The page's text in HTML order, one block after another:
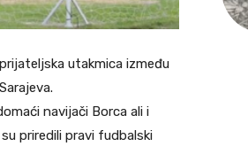
utakmica između
navijači Borca ali i
priredili pravi fudbalski